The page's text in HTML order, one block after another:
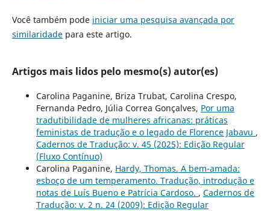
Você também pode iniciar uma pesquisa avançada por
similaridadepara este artigo.
Artigos mais lidos pelo mesmo(s) autor(es)
Carolina Paganine, Briza Trubat, Carolina Crespo,
Fernanda Pedro, Júlia Correa Gonçalves, Por uma
tradutibilidade de mulheres africanas: práticas
feministas de tradução e o legado de Florence Jabavu ,
Cadernos de Tradução: v. 45 (2025): Edição Regular
(Fluxo Contínuo)
Carolina Paganine, Hardy, Thomas. A bem-amada:
esboço de um temperamento. Tradução, introdução e
notas de Luís Bueno e Patrícia Cardoso. , Cadernos de
Tradução: v. 2 n. 24 (2009): Edição Regular